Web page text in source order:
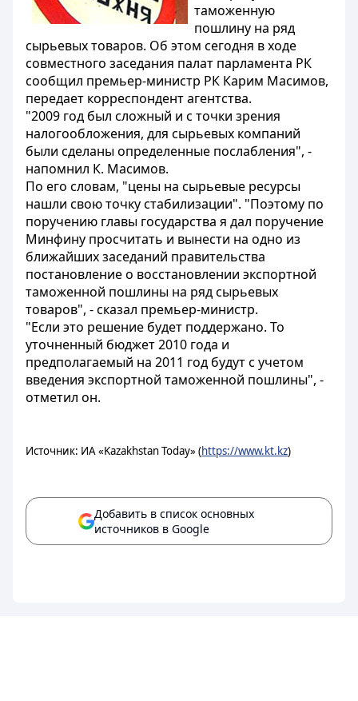
таможенную
пошлину на ряд
сырьевых товаров. Об этом сегодня в ходе
совместного заседания палат парламента РК
сообщил премьер-министр РК Карим Масимов,
передает корреспондент агентства.
"2009 год был сложный и с точки зрения
налогообложения, для сырьевых компаний
были сделаны определенные послабления", -
напомнил К. Масимов.
По его словам, "цены на сырьевые ресурсы
нашли свою точку стабилизации". "Поэтому по
поручению главы государства я дал поручение
Минфину просчитать и вынести на одно из
ближайших заседаний правительства
постановление о восстановлении экспортной
таможенной пошлины на ряд сырьевых
товаров", - сказал премьер-министр.
"Если это решение будет поддержано. То
уточненный бюджет 2010 года и
предполагаемый на 2011 год будут с учетом
введения экспортной таможенной пошлины", -
отметил он.
Источник: ИА «Kazakhstan Today» (https://www.kt.kz)
Добавить в список основных
источников в Google